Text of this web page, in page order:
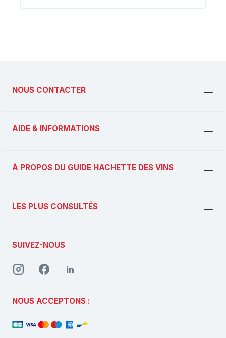
NOUS CONTACTER
AIDE & INFORMATIONS
À PROPOS DU GUIDE HACHETTE DES VINS
LES PLUS CONSULTÉS
SUIVEZ-NOUS
NOUS ACCEPTONS :